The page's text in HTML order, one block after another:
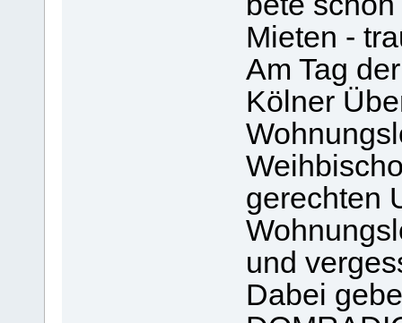
Mieten -
Am Tag
Kölner
gerechten
und
Dabei